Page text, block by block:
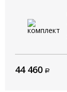
44 460